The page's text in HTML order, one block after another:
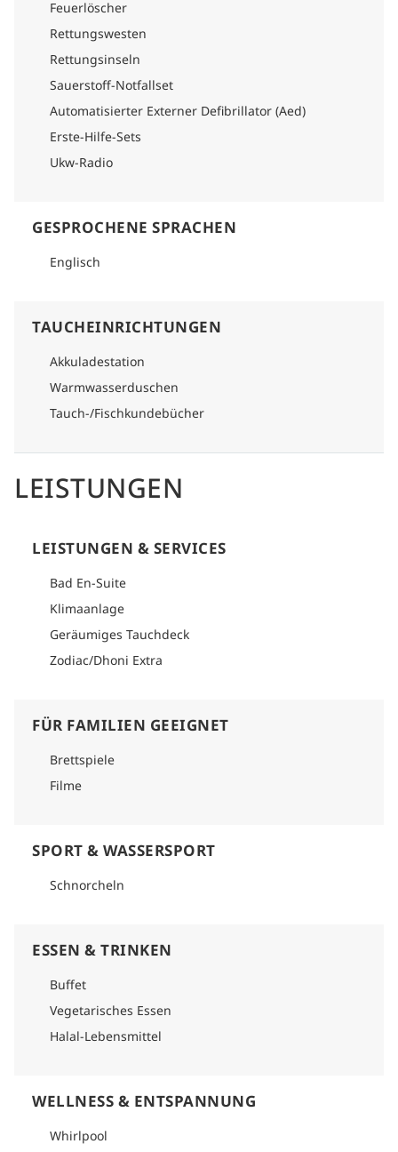
gekrönt. Vormittags- und Nachmittagssnacks sorgen für
anhaltende Freude. Wie man dorthin kommt Bitte schauen
Sie im Logistikabschnitt jedes Reiseplans nach, um
detaillierte Informationen darüber zu finden, wie Sie dorthin
gelangen.
Feuerlöscher
Rettungswesten
Rettungsinseln
Sauerstoff-Notfallset
Automatisierter Externer Defibrillator (Aed)
Erste-Hilfe-Sets
Ukw-Radio
GESPROCHENE SPRACHEN
Englisch
TAUCHEINRICHTUNGEN
Akkuladestation
Warmwasserduschen
Tauch-/Fischkundebücher
LEISTUNGEN
LEISTUNGEN & SERVICES
Bad En-Suite
Klimaanlage
Geräumiges Tauchdeck
Zodiac/Dhoni Extra
FÜR FAMILIEN GEEIGNET
Brettspiele
Filme
SPORT & WASSERSPORT
Schnorcheln
ESSEN & TRINKEN
Buffet
Vegetarisches Essen
Halal-Lebensmittel
WELLNESS & ENTSPANNUNG
Whirlpool